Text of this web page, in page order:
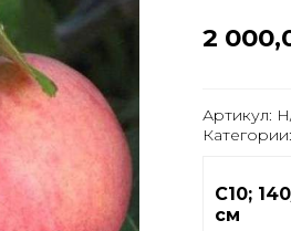
2
Артикул:
Категории:
С10;
см